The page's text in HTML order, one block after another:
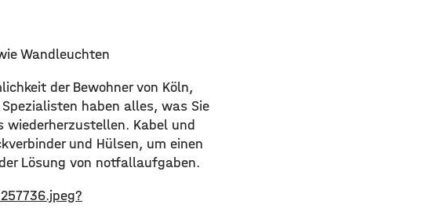
Wandleuchten
der Bewohner von Köln,
Spezialisten haben alles, was Sie
wiederherzustellen. Kabel und
und Hülsen, um einen
Lösung von notfallaufgaben.